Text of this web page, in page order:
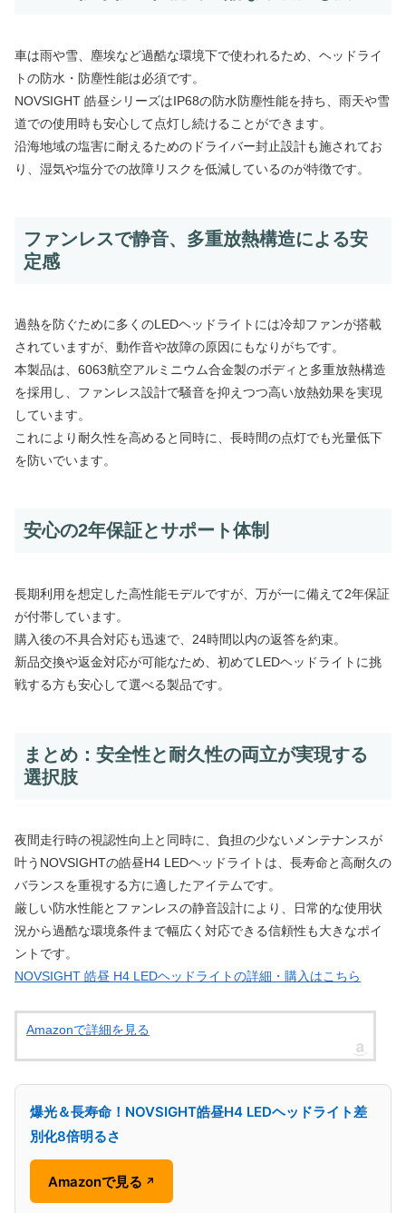
車は雨や雪、塵埃など過酷な環境下で使われるため、ヘッドライ
トの防水・防塵性能は必須です。
NOVSIGHT 皓昼シリーズはIP68の防水防塵性能を持ち、雨天や雪
道での使用時も安心して点灯し続けることができます。
沿海地域の塩害に耐えるためのドライバー封止設計も施されてお
り、湿気や塩分での故障リスクを低減しているのが特徴です。
ファンレスで静音、多重放熱構造による安
定感
過熱を防ぐために多くのLEDヘッドライトには冷却ファンが搭載
されていますが、動作音や故障の原因にもなりがちです。
本製品は、6063航空アルミニウム合金製のボディと多重放熱構造
を採用し、ファンレス設計で騒音を抑えつつ高い放熱効果を実現
しています。
これにより耐久性を高めると同時に、長時間の点灯でも光量低下
を防いでいます。
安心の2年保証とサポート体制
長期利用を想定した高性能モデルですが、万が一に備えて2年保証
が付帯しています。
購入後の不具合対応も迅速で、24時間以内の返答を約束。
新品交換や返金対応が可能なため、初めてLEDヘッドライトに挑
戦する方も安心して選べる製品です。
まとめ：安全性と耐久性の両立が実現する
選択肢
夜間走行時の視認性向上と同時に、負担の少ないメンテナンスが
叶うNOVSIGHTの皓昼H4 LEDヘッドライトは、長寿命と高耐久の
バランスを重視する方に適したアイテムです。
厳しい防水性能とファンレスの静音設計により、日常的な使用状
況から過酷な環境条件まで幅広く対応できる信頼性も大きなポイ
ントです。
NOVSIGHT 皓昼 H4 LEDヘッドライトの詳細・購入はこちら
Amazonで詳細を見る
爆光＆長寿命！NOVSIGHT皓昼H4 LEDヘッドライト差
別化8倍明るさ
Amazonで見る ↗